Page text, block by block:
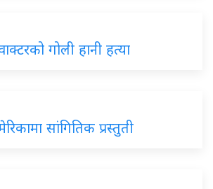
गोली हानी हत्या
सांगितिक प्रस्तुती